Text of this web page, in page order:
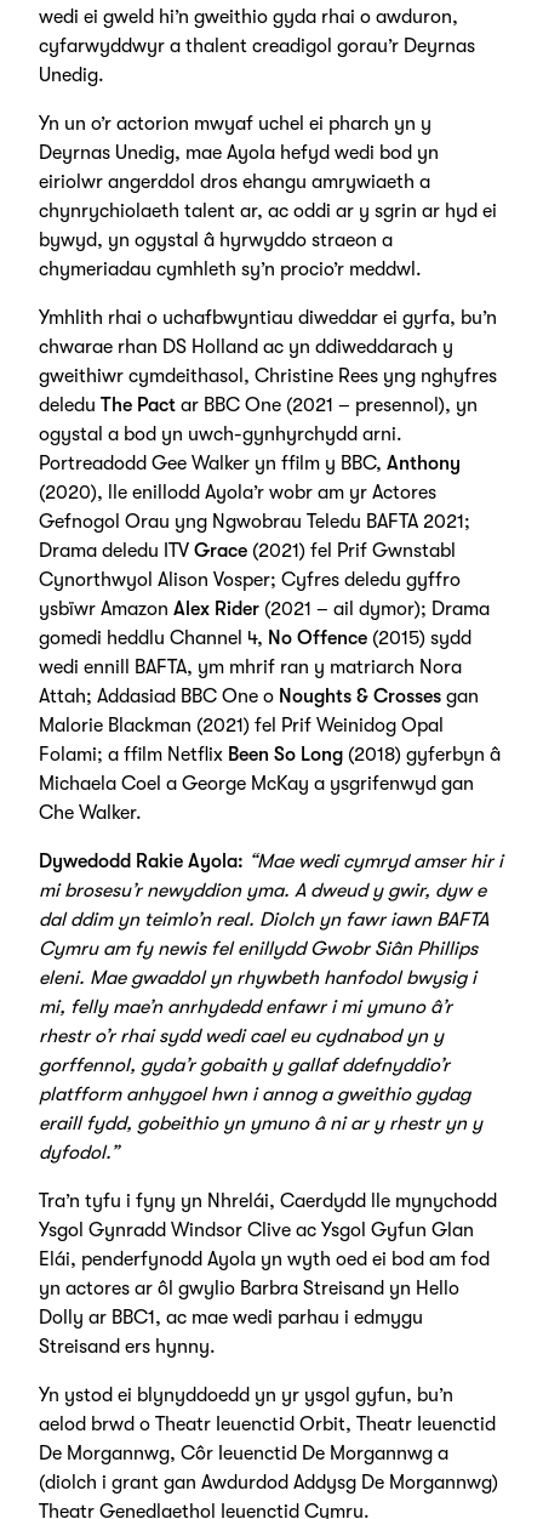
wedi ei gweld hi’n gweithio gyda rhai o awduron,
cyfarwyddwyr a thalent creadigol gorau’r Deyrnas
Unedig.
Yn un o’r actorion mwyaf uchel ei pharch yn y
Deyrnas Unedig, mae Ayola hefyd wedi bod yn
eiriolwr angerddol dros ehangu amrywiaeth a
chynrychiolaeth talent ar, ac oddi ar y sgrin ar hyd ei
bywyd, yn ogystal â hyrwyddo straeon a
chymeriadau cymhleth sy’n procio’r meddwl.
Ymhlith rhai o uchafbwyntiau diweddar ei gyrfa, bu’n
chwarae rhan DS Holland ac yn ddiweddarach y
gweithiwr cymdeithasol, Christine Rees yng nghyfres
deledu The Pactar BBC One (2021 – presennol), yn
ogystal a bod yn uwch-gynhyrchydd arni.
Portreadodd Gee Walker yn ffilm y BBC, Anthony
(2020), lle enillodd Ayola’r wobr am yr Actores
Gefnogol Orau yng Ngwobrau Teledu BAFTA 2021;
Drama deledu ITV Grace(2021) fel Prif Gwnstabl
Cynorthwyol Alison Vosper; Cyfres deledu gyffro
ysbïwr Amazon Alex Rider (2021 – ail dymor); Drama
gomedi heddlu Channel 4, No Offence(2015) sydd
wedi ennill BAFTA, ym mhrif ran y matriarch Nora
Attah; Addasiad BBC One o Noughts & Crossesgan
Malorie Blackman (2021) fel Prif Weinidog Opal
Folami; a ffilm Netflix Been So Long (2018) gyferbyn â
Michaela Coel a George McKay a ysgrifenwyd gan
Che Walker.
Dywedodd Rakie Ayola: “Mae wedi cymryd amser hir i
mi brosesu’r newyddion yma. A dweud y gwir, dyw e
dal ddim yn teimlo’n real. Diolch yn fawr iawn BAFTA
Cymru am fy newis fel enillydd Gwobr Siân Phillips
eleni. Mae gwaddol yn rhywbeth hanfodol bwysig i
mi, felly mae’n anrhydedd enfawr i mi ymuno â’r
rhestr o’r rhai sydd wedi cael eu cydnabod yn y
gorffennol, gyda’r gobaith y gallaf ddefnyddio’r
platfform anhygoel hwn i annog a gweithio gydag
eraill fydd, gobeithio yn ymuno â ni ar y rhestr yn y
dyfodol.”
Tra’n tyfu i fyny yn Nhrelái, Caerdydd lle mynychodd
Ysgol Gynradd Windsor Clive ac Ysgol Gyfun Glan
Elái, penderfynodd Ayola yn wyth oed ei bod am fod
yn actores ar ôl gwylio Barbra Streisand yn Hello
Dolly ar BBC1, ac mae wedi parhau i edmygu
Streisand ers hynny.
Yn ystod ei blynyddoedd yn yr ysgol gyfun, bu’n
aelod brwd o Theatr Ieuenctid Orbit, Theatr Ieuenctid
De Morgannwg, Côr Ieuenctid De Morgannwg a
(diolch i grant gan Awdurdod Addysg De Morgannwg)
Theatr Genedlaethol Ieuenctid Cymru.